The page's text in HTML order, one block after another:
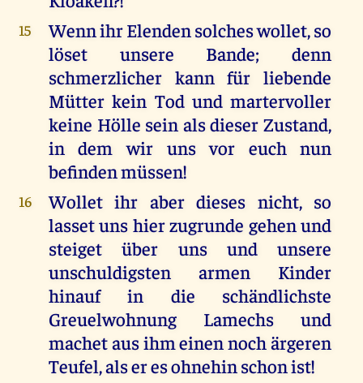
15
Wenn ihr Elenden solches wollet, so
löset unsere Bande; denn
schmerzlicher kann für liebende
Mütter kein Tod und martervoller
keine Hölle sein als dieser Zustand,
in dem wir uns vor euch nun
befinden müssen!
16
Wollet ihr aber dieses nicht, so
lasset uns hier zugrunde gehen und
steiget über uns und unsere
unschuldigsten armen Kinder
hinauf in die schändlichste
Greuelwohnung Lamechs und
machet aus ihm einen noch ärgeren
Teufel, als er es ohnehin schon ist!